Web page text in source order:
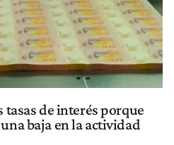
tasas de interés porque
baja en la actividad